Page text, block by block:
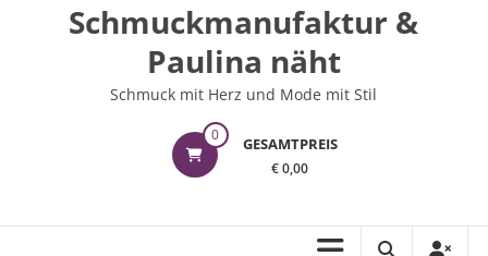
Schmuckmanufaktur &
Paulina näht
Schmuck mit Herz und Mode mit Stil
0 GESAMTPREIS
€ 0,00